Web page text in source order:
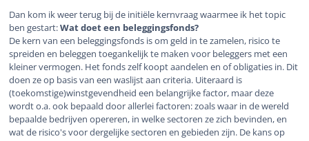
Dan kom ik weer terug bij de initiële kernvraag waarmee ik het topic
ben gestart:Wat doet een beleggingsfonds?
De kern van een beleggingsfonds is om geld in te zamelen, risico te
spreiden en beleggen toegankelijk te maken voor beleggers met een
kleiner vermogen. Het fonds zelf koopt aandelen en of obligaties in. Dit
doen ze op basis van een waslijst aan criteria. Uiteraard is
(toekomstige)winstgevendheid een belangrijke factor, maar deze
wordt o.a. ook bepaald door allerlei factoren: zoals waar in de wereld
bepaalde bedrijven opereren, in welke sectoren ze zich bevinden, en
wat de risico's voor dergelijke sectoren en gebieden zijn. De kans op